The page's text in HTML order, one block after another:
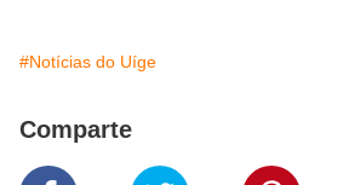
#Notícias do Uíge
Comparte